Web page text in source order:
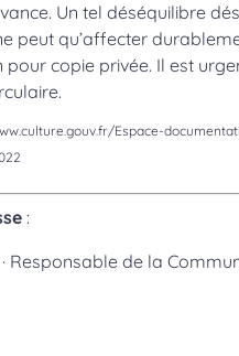
Un tel déséquilibre
peut qu’affecter
copie privée. Il est
Espace-
:
Responsable de la